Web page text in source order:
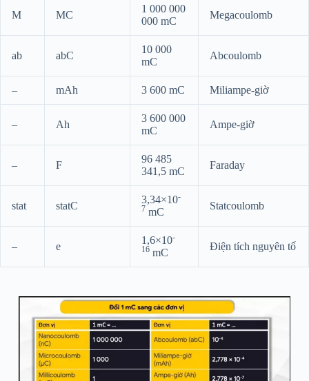
M MC
1 000 000
000 mC
Megacoulomb
ab abC
10 000
mC
Abcoulomb
– mAh 3 600 mC Miliampe-giờ
– Ah
3 600 000
mC
Ampe-giờ
– F
96 485
341,5 mC
Faraday
stat statC
3,34×10-
7 mC
Statcoulomb
– e
1,6×10-
16 mC
Điện tích nguyên tố